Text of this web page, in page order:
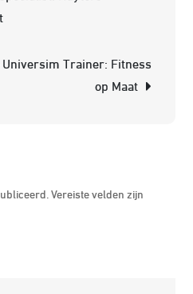
Universim Trainer: Fitness
op Maat
Vereiste velden zijn